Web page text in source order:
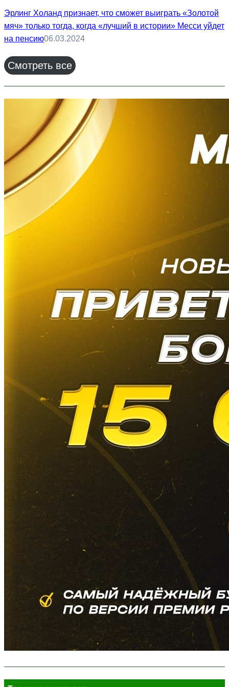
Эрлинг Холанд признает, что сможет выиграть «Золотой
мяч» только тогда, когда «лучший в истории» Месси уйдет
на пенсию06.03.2024
Смотреть все